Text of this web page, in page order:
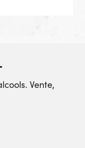
Vente,